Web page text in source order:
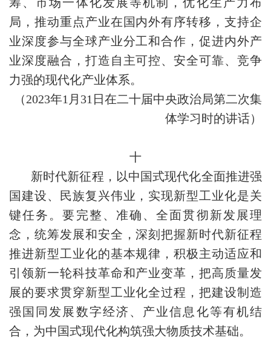
局，推动重点产业在国内外有序转移，支持企
业深度参与全球产业分工和合作，促进内外产
业深度融合，打造自主可控、安全可靠、竞争
力强的现代化产业体系。
（2023年1月31日在二十届中央政治局第二次集
体学习时的讲话）
十
新时代新征程，以中国式现代化全面推进强
国建设、民族复兴伟业，实现新型工业化是关
键任务。要完整、准确、全面贯彻新发展理
念，统筹发展和安全，深刻把握新时代新征程
推进新型工业化的基本规律，积极主动适应和
引领新一轮科技革命和产业变革，把高质量发
展的要求贯穿新型工业化全过程，把建设制造
强国同发展数字经济、产业信息化等有机结
合，为中国式现代化构筑强大物质技术基础。